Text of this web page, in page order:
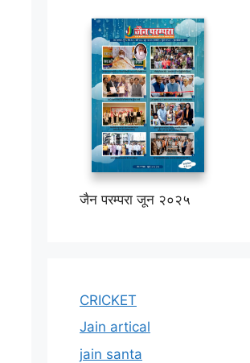
जैन परम्परा जून २०२५
CRICKET
Jain artical
jain santa